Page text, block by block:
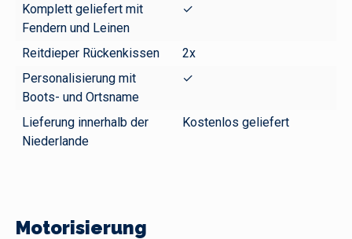
Komplett geliefert mit
Fendern und Leinen
✓
Reitdieper Rückenkissen
2x
Personalisierung mit
Boots- und Ortsname
✓
Lieferung innerhalb der
Niederlande
Kostenlos geliefert
Motorisierung